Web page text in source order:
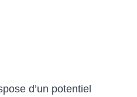
d’un potentiel